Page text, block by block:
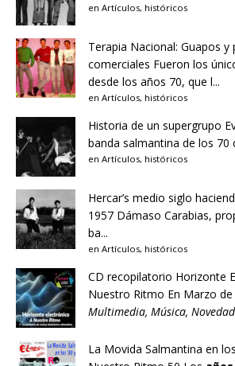
en Artículos, históricos
Terapia Nacional: Guapos
comerciales Fueron los
desde los años 70, que l...
en Artículos, históricos
Historia de un supergrupo
banda salmantina de los 70
en Artículos, históricos
Hercar’s medio siglo
1957 Dámaso Carabias,
ba...
en Artículos, históricos
CD recopilatorio Horizonte
Nuestro Ritmo En Marzo
Multimedia, Música,
La Movida Salmantina en